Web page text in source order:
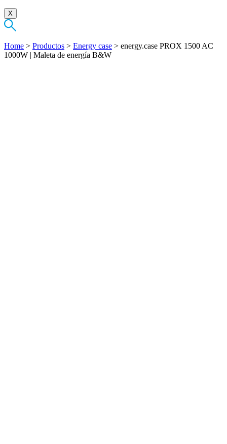
X
Home > Productos > Energy case > energy.case PROX 1500 AC
1000W | Maleta de energía B&W